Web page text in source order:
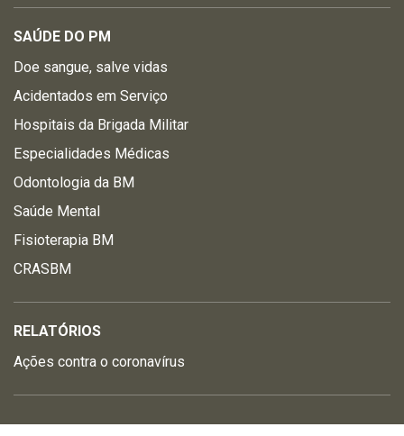
SAÚDE DO PM
Doe sangue, salve vidas
Acidentados em Serviço
Hospitais da Brigada Militar
Especialidades Médicas
Odontologia da BM
Saúde Mental
Fisioterapia BM
CRASBM
RELATÓRIOS
Ações contra o coronavírus